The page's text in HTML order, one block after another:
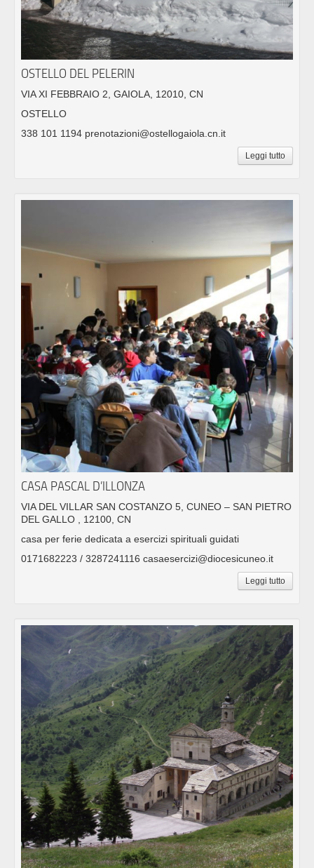
OSTELLO DEL PELERIN
VIA XI FEBBRAIO 2, GAIOLA, 12010, CN
OSTELLO
338 101 1194 prenotazioni@ostellogaiola.cn.it
Leggi tutto
CASA PASCAL D’ILLONZA
VIA DEL VILLAR SAN COSTANZO 5, CUNEO – SAN PIETRO
DEL GALLO , 12100, CN
casa per ferie dedicata a esercizi spirituali guidati
0171682223 / 3287241116 casaesercizi@diocesicuneo.it
Leggi tutto